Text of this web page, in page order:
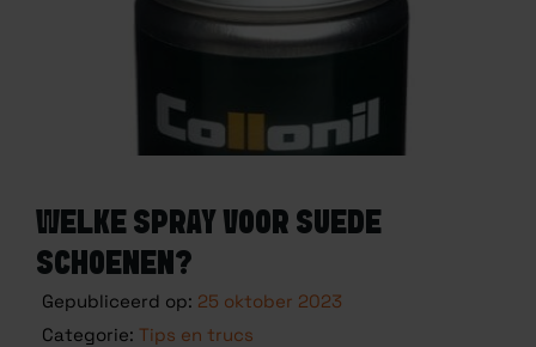
WELKE SPRAY VOOR SUEDE
SCHOENEN?
Gepubliceerd op: 25 oktober 2023
Categorie: Tips en trucs